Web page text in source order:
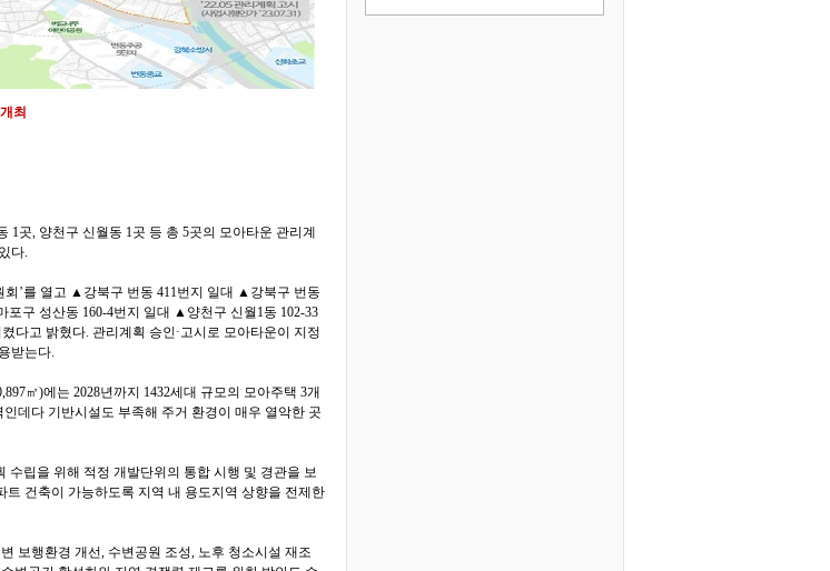
최
1곳, 양천구 신월동 1곳 등 총 5곳의 모아타운 관리계
다.
회’를 열고 ▲강북구 번동 411번지 일대 ▲강북구 번동
구 성산동 160-4번지 일대 ▲양천구 신월1동 102-33
다고 밝혔다. 관리계획 승인·고시로 모아타운이 지정
받는다.
㎡)에는 2028년까지 1432세대 규모의 모아주택 3개
데다 기반시설도 부족해 주거 환경이 매우 열악한 곳
수립을 위해 적정 개발단위의 통합 시행 및 경관을 보
건축이 가능하도록 지역 내 용도지역 상향을 전제한
보행환경 개선, 수변공원 조성, 노후 청소시설 재조